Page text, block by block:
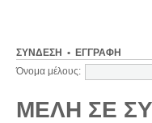
ΣΎΝΔΕΣΗ • ΕΓΓΡΑΦΉ
Όνομα μέλους:
ΜΈΛΗ ΣΕ